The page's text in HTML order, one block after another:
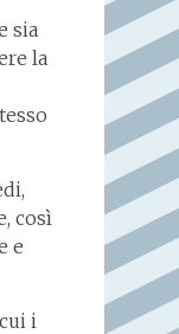
sia
la
così
e
i